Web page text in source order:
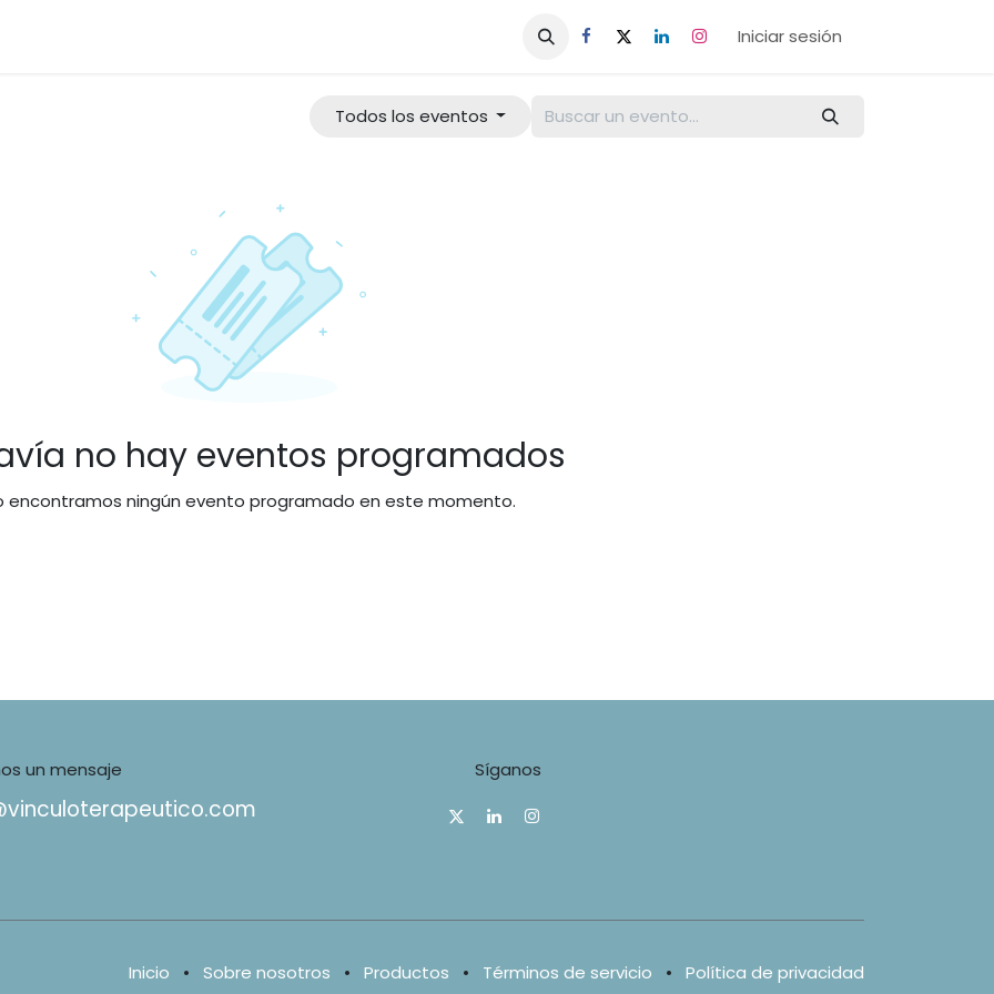
Iniciar sesión
Todos los eventos
no hay eventos programados
encontramos ningún evento programado en este momento.
un mensaje Síganos
Inicio • Sobre nosotros • Productos • Términos de servicio • Política de privacidad